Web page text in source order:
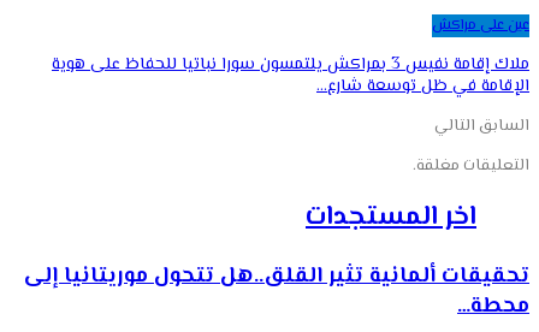
عين على مراكش
ملاك إقامة نفيس 3 بمراكش يلتمسون سورا نباتيا للحفاظ على هوية
الإقامة في ظل توسعة شارع…
السابق التالي
التعليقات مغلقة.
اخر المستجدات
تحقيقات ألمانية تثير القلق..هل تتحول موريتانيا إلى
محطة…